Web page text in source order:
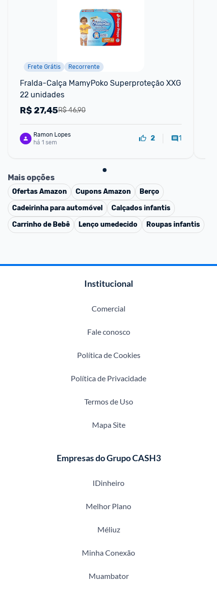
Frete Grátis Recorrente
Fralda-Calça MamyPoko Superproteção XXG
22 unidades
R$ 46,90
R$27,45
Ramon Lopes
há 1 sem
2 1
Mais opções
OfertasAmazon CuponsAmazon
Berço
Cadeirinha para automóvel
Calçados infantis
Carrinho de Bebê
Lenço umedecido Roupas infantis
Institucional
Comercial
Fale conosco
Política de Cookies
Política de Privacidade
Termos de Uso
Mapa Site
Empresas do Grupo CASH3
IDinheiro
Melhor Plano
Méliuz
Minha Conexão
Muambator